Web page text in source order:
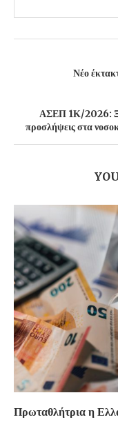
Νέο
ΑΣΕΠ 1Κ/2026:
προσλήψεις στα
Πρωταθλήτρια η